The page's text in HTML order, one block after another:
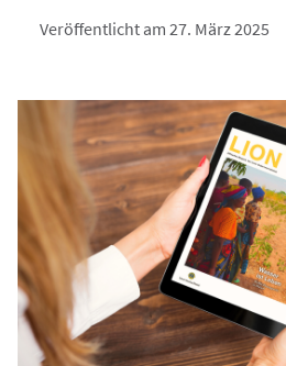
Veröffentlicht am 27. März 2025